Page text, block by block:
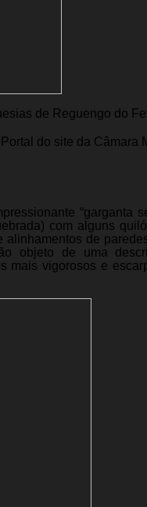
de Reguengo do
do site da Câmara
“garganta
com alguns
alinhamentos de
objeto de uma
mais vigorosos e